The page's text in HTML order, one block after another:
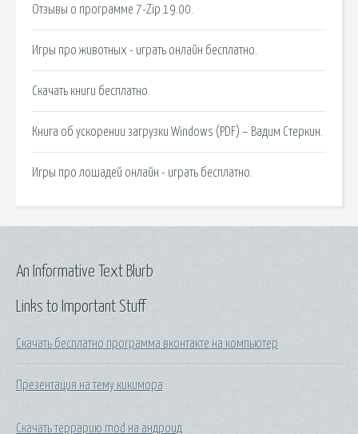
Отзывы о программе 7-Zip 19.00.
Игры про животных - играть онлайн бесплатно.
Скачать книги бесплатно.
Книга об ускорении загрузки Windows (PDF) – Вадим Стеркин.
Игры про лошадей онлайн - играть бесплатно.
Links to Important Stuff
Скачать бесплатно программа вконтакте на компьютер
Презентация на тему кикимора
Скачать террарию mod на андроид
An Informative Text Blurb